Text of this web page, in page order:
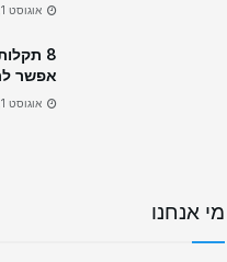
אוגוסט 1, 2026
8
אפשר
אוגוסט 1, 2026
מי אנחנו